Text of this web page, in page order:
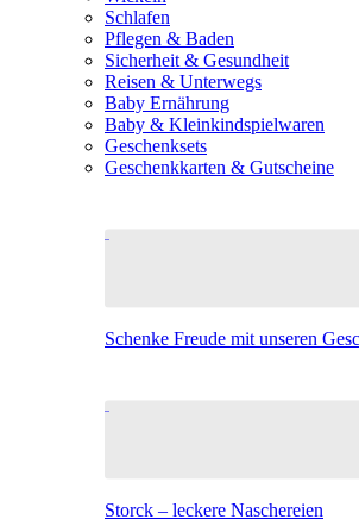
Schlafen
Pflegen & Baden
Sicherheit & Gesundheit
Reisen & Unterwegs
Baby Ernährung
Baby & Kleinkindspielwaren
Geschenksets
Geschenkkarten & Gutscheine
Schenke Freude mit unseren
Storck – leckere Naschereien